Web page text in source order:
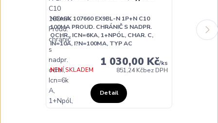
NOARK 107660 EX9BL-N 1P+N C10
100MA PROUD. CHRÁNIČ S NADPR.
OCHR., ICN=6KA, 1+NPÓL, CHAR. C,
IN=10A, I?N=100MA, TYP AC
1 030,00 Kč/ks
851,24 Kčbez DPH
NENÍ SKLADEM
Detail
NOARK
100MA
OCHR.,